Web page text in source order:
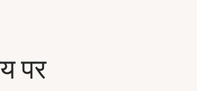
पर